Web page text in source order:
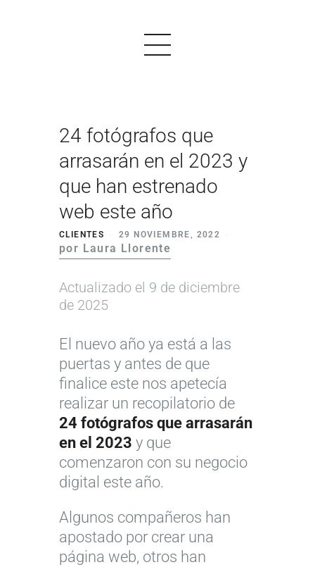
PRODUCTOS
EJEMPLOS
OPINIONES
PRECIOS
LOGIN
EMPEZAR AHORA
24 fotógrafos que
arrasarán en el 2023 y
que han estrenado
web este año
CLIENTES 29 NOVIEMBRE, 2022
por Laura Llorente
Actualizado el 9 de diciembre
de 2025
El nuevo año ya está a las
puertas y antes de que
finalice este nos apetecía
realizar un recopilatorio de
24 fotógrafos que arrasarán
en el 2023 y que
comenzaron con su negocio
digital este año.
Algunos compañeros han
apostado por crear una
página web, otros han